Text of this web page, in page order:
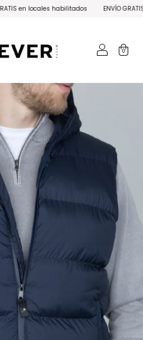
habilitados ENVÍO GRATIS A TODO
0